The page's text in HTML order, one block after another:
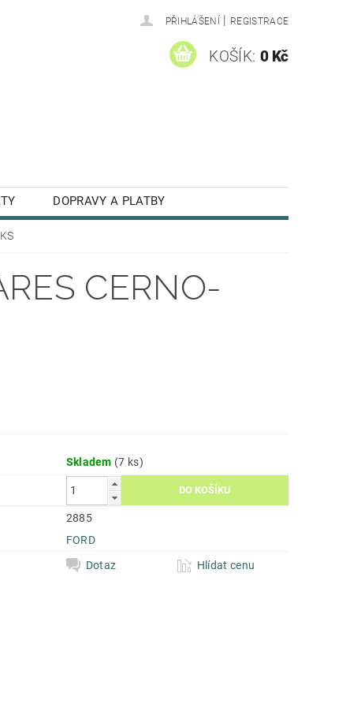
PŘIHLÁŠENÍ | REGISTRACE
KOŠÍK: 0 Kč
DOPRAVY A PLATBY
CERNO-
Skladem (7 ks)
2885
FORD
Dotaz Hlídat cenu